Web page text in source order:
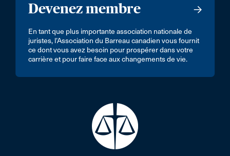
Devenez membre
En tant que plus importante association nationale de
juristes, l’Association du Barreau canadien vous fournit
ce dont vous avez besoin pour prospérer dans votre
carrière et pour faire face aux changements de vie.